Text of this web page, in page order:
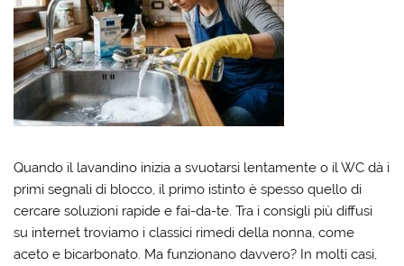
Quando il lavandino inizia a svuotarsi lentamente o il WC dà i
primi segnali di blocco, il primo istinto è spesso quello di
cercare soluzioni rapide e fai-da-te. Tra i consigli più diffusi
su internet troviamo i classici rimedi della nonna, come
aceto e bicarbonato. Ma funzionano davvero? In molti casi,